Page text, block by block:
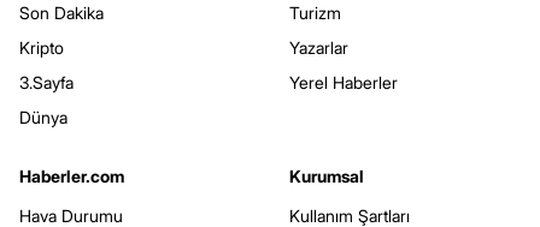
Son Dakika
Kripto
3.Sayfa
Dünya
Turizm
Yazarlar
Yerel Haberler
Haberler.com
Hava Durumu
Kurumsal
Kullanım Şartları